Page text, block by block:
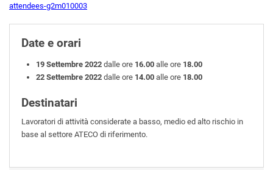
attendees-g2m010003
Date e orari
19 Settembre 2022 dalle ore 16.00 alle ore 18.00
22 Settembre 2022dalle ore 14.00 alle ore 18.00
Destinatari
Lavoratori di attività considerate a basso, medio ed alto rischio in
base al settore ATECO di riferimento.